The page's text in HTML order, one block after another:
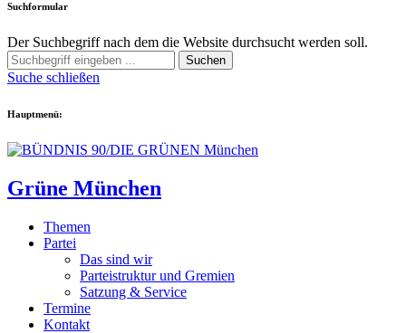
Suchformular
Der Suchbegriff nach dem die Website durchsucht werden soll.
Suchen
Suche schließen
Hauptmenü:
Grüne München
Themen
Partei
Das sind wir
Parteistruktur und Gremien
Satzung & Service
Termine
Kontakt